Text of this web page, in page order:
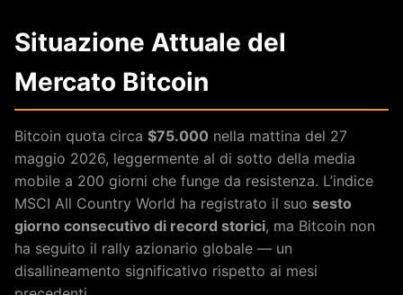
Situazione Attuale del
Mercato Bitcoin
Bitcoin quota circa $75.000 nella mattina del 27
maggio 2026, leggermente al di sotto della media
mobile a 200 giorni che funge da resistenza. L’indice
MSCI All Country World ha registrato il suo sesto
giorno consecutivo di record storici, ma Bitcoin non
ha seguito il rally azionario globale — un
disallineamento significativo rispetto ai mesi